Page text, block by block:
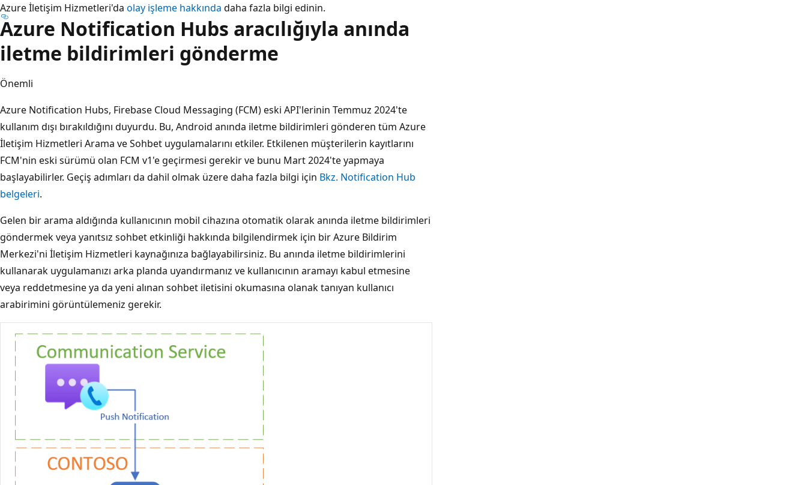
Azure İletişim Hizmetleri'da olay işleme hakkında daha fazla bilgi edinin.
Azure Notification Hubs aracılığıyla anında
iletme bildirimleri gönderme
Önemli
Azure Notification Hubs, Firebase Cloud Messaging (FCM) eski API'lerinin Temmuz 2024'te
kullanım dışı bırakıldığını duyurdu. Bu, Android anında iletme bildirimleri gönderen tüm Azure
İletişim Hizmetleri Arama ve Sohbet uygulamalarını etkiler. Etkilenen müşterilerin kayıtlarını
FCM'nin eski sürümü olan FCM v1'e geçirmesi gerekir ve bunu Mart 2024'te yapmaya
başlayabilirler. Geçiş adımları da dahil olmak üzere daha fazla bilgi için Bkz. Notification Hub
belgeleri.
Gelen bir arama aldığında kullanıcının mobil cihazına otomatik olarak anında iletme bildirimleri
göndermek veya yanıtsız sohbet etkinliği hakkında bilgilendirmek için bir Azure Bildirim
Merkezi'ni İletişim Hizmetleri kaynağınıza bağlayabilirsiniz. Bu anında iletme bildirimlerini
kullanarak uygulamanızı arka planda uyandırmanız ve kullanıcının aramayı kabul etmesine
veya reddetmesine ya da yeni alınan sohbet iletisini okumasına olanak tanıyan kullanıcı
arabirimini görüntülemeniz gerekir.